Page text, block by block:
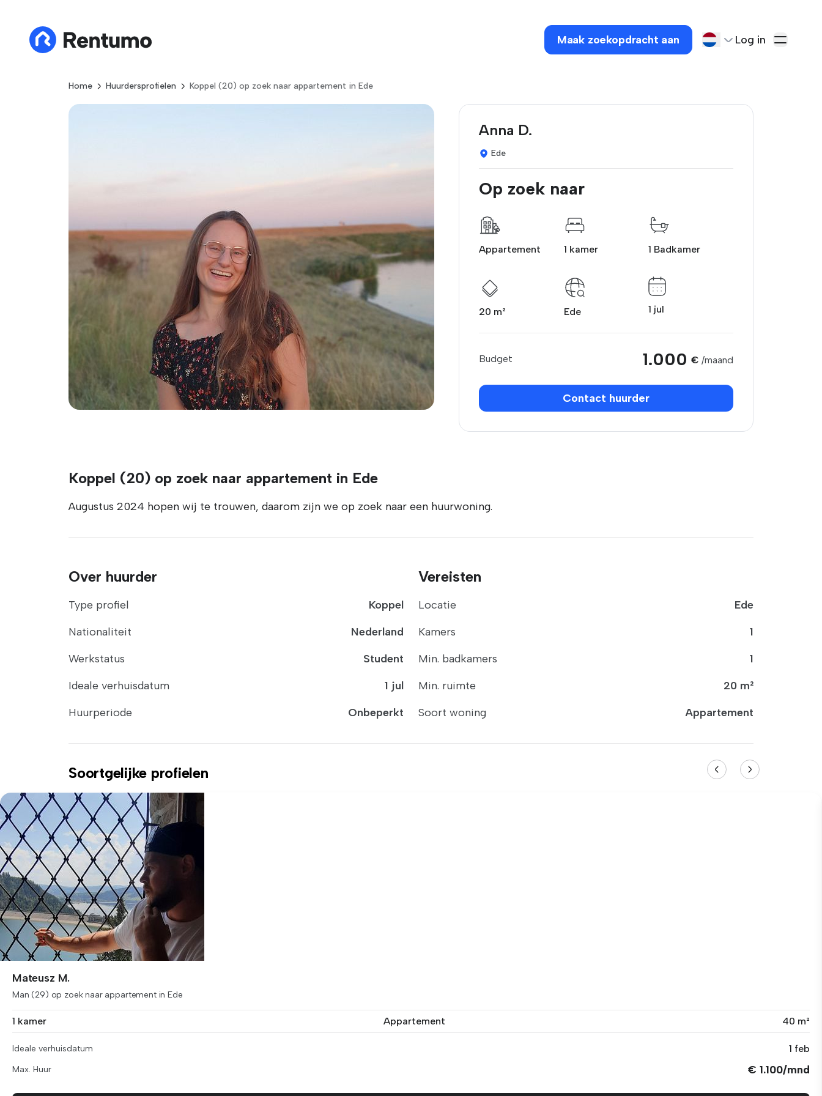
Maak zoekopdracht aan Log in
Home Huurdersprofielen Koppel (20) op zoek naar appartement in Ede
Anna D.
Ede
Op zoek naar
Appartement 1 kamer 1 Badkamer
20 m² Ede 1 jul
Budget 1.000 € /maand
Contact huurder
Koppel (20) op zoek naar appartement in Ede
Augustus 2024 hopen wij te trouwen, daarom zijn we op zoek naar een huurwoning.
Over huurder
Type profiel
Koppel
Nationaliteit
Nederland
Werkstatus
Student
Ideale verhuisdatum
1 jul
Huurperiode
Onbeperkt
Vereisten
Locatie
Ede
Kamers
1
Min. badkamers
1
Min. ruimte
20 m²
Soort woning
Appartement
Soortgelijke profielen
Mateusz M.
Man (29) op zoek naar appartement in Ede
1 kamer Appartement 40 m²
Ideale verhuisdatum 1 feb
Max. Huur € 1.100/mnd